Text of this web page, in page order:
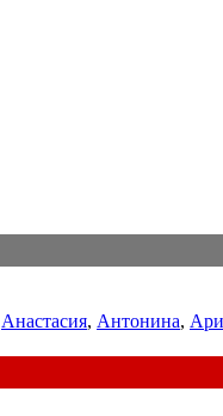
Анастасия, Антонина,